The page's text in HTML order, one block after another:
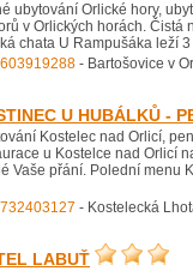
ubytování Orlické hory,
v Orlických horách. Čistá
chata U Rampušáka leží
- Bartošovice v
U HUBÁLKŮ -
Kostelec nad Orlicí,
u Kostelce nad Orlicí
Vaše přání. Polední menu
- Kostelecká
LABUŤ